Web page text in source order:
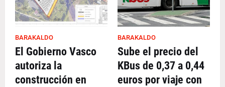
BARAKALDO
El Gobierno Vasco
autoriza la
construcción en
BARAKALDO
Sube el precio del
KBus de 0,37 a 0,44
euros por viaje con